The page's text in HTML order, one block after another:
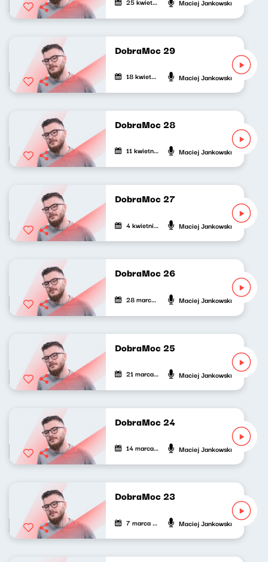
Maciej Jankowski
DobraMoc 29
18 kwietnia 2024 Maciej Jankowski
DobraMoc 28
11 kwietnia 2024 Maciej Jankowski
DobraMoc 27
4 kwietnia 2024 Maciej Jankowski
DobraMoc 26
28 marca 2024 Maciej Jankowski
DobraMoc 25
21 marca 2024 Maciej Jankowski
DobraMoc 24
14 marca 2024 Maciej Jankowski
DobraMoc 23
7 marca 2024 Maciej Jankowski